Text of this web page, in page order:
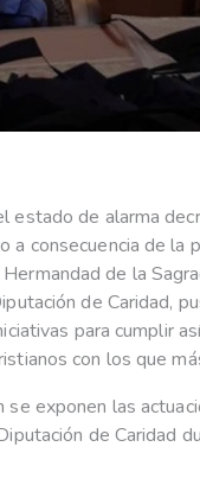
estado de alarma
a consecuencia de la
de la
de Caridad,
para cumplir
con los que
se exponen las
de Caridad